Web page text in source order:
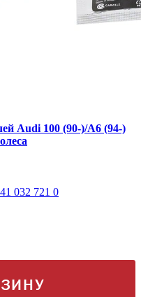
Audi 100 (90-)/A6 (94-)
032 721 0